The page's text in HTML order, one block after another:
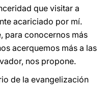
que visitar a
acariciado por mí.
para conocernos más
acerquemos más a las
nos propone.
de la evangelización